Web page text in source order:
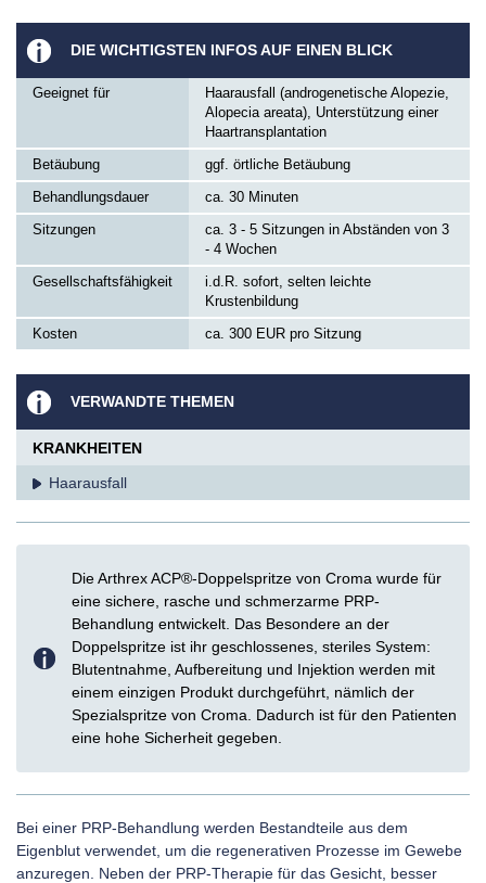
DIE WICHTIGSTEN INFOS AUF EINEN BLICK
Geeignet für
Haarausfall (androgenetische Alopezie,
Alopecia areata), Unterstützung einer
Haartransplantation
Betäubung
ggf. örtliche Betäubung
Behandlungsdauer
ca. 30 Minuten
Sitzungen
ca. 3 - 5 Sitzungen in Abständen von 3
- 4 Wochen
Gesellschaftsfähigkeit
i.d.R. sofort, selten leichte
Krustenbildung
Kosten
ca. 300 EUR pro Sitzung
VERWANDTE THEMEN
KRANKHEITEN
Haarausfall
Die Arthrex ACP®-Doppelspritze von Croma wurde für
eine sichere, rasche und schmerzarme PRP-
Behandlung entwickelt. Das Besondere an der
Doppelspritze ist ihr geschlossenes, steriles System:
Blutentnahme, Aufbereitung und Injektion werden mit
einem einzigen Produkt durchgeführt, nämlich der
Spezialspritze von Croma. Dadurch ist für den Patienten
eine hohe Sicherheit gegeben.
Bei einer PRP-Behandlung werden Bestandteile aus dem
Eigenblut verwendet, um die regenerativen Prozesse im Gewebe
anzuregen. Neben der PRP-Therapie für das Gesicht, besser